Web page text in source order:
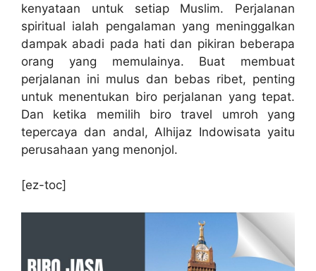
kenyataan untuk setiap Muslim. Perjalanan
spiritual ialah pengalaman yang meninggalkan
dampak abadi pada hati dan pikiran beberapa
orang yang memulainya. Buat membuat
perjalanan ini mulus dan bebas ribet, penting
untuk menentukan biro perjalanan yang tepat.
Dan ketika memilih biro travel umroh yang
tepercaya dan andal, Alhijaz Indowisata yaitu
perusahaan yang menonjol.
[ez-toc]